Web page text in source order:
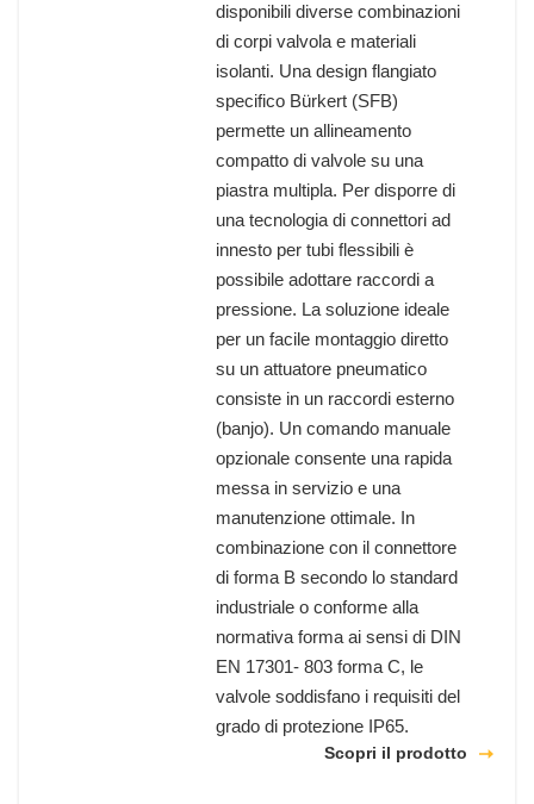
disponibili diverse combinazioni
di corpi valvola e materiali
isolanti. Una design flangiato
specifico Bürkert (SFB)
permette un allineamento
compatto di valvole su una
piastra multipla. Per disporre di
una tecnologia di connettori ad
innesto per tubi flessibili è
possibile adottare raccordi a
pressione. La soluzione ideale
per un facile montaggio diretto
su un attuatore pneumatico
consiste in un raccordi esterno
(banjo). Un comando manuale
opzionale consente una rapida
messa in servizio e una
manutenzione ottimale. In
combinazione con il connettore
di forma B secondo lo standard
industriale o conforme alla
normativa forma ai sensi di DIN
EN 17301- 803 forma C, le
valvole soddisfano i requisiti del
grado di protezione IP65.
Scopri il prodotto